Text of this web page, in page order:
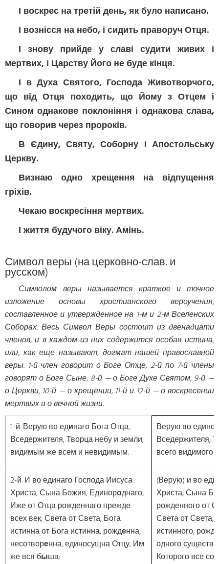
І воскрес на третій день, як було написано.
І вознісся на небо, і сидить праворуч Отця.
І знову прийде у славі судити живих і
мертвих, і Царству Його не буде кінця.
І в Духа Святого, Господа Животворчого,
що від Отця походить, що Йому з Отцем і
Сином однакове поклоніння і однакова слава,
що говорив через пророків.
В Єдину, Святу, Соборну і Апостольську
Церкву.
Визнаю одно хрещення на відпущення
гріхів.
Чекаю воскресіння мертвих.
І життя будучого віку. Амінь.
Символ веры (на церковно-слав. и
русском)
Символом веры называется краткое и точное
изложение основы христианского вероучения,
составленное и утвержденное на 1-м и 2-м Вселенских
Соборах. Весь Символ Веры состоит из двенадцати
членов, и в каждом из них содержится особая истина,
или, как еще называют, догмат нашей православной
веры. 1-й член говорит о Боге Отце, 2-й по 7-й члены
говорят о Боге Сыне, 8-й — о Боге Духе Святом, 9-й —
о Церкви, 10-й — о крещении, 11-й и 12-й — о воскресении
мертвых и о вечной жизни.
1-й. Верую во единаго Бога Отца,
Вседержителя, Творца небу и земли,
видимым же всем и невидимым.
Верую во
Вседержителя,
всего видимого
2-й. И во единаго Господа Иисуса
Христа, Сына Божия, Единороднаго,
Иже от Отца рожденнаго прежде
всех век; Света от Света, Бога
истинна от Бога истинна, рожденна,
несотворенна, единосущна Отцу, Им
же вся быша;
(Верую) и во
Христа, Сына
рожденного от
Света от Света,
истинного,
одного
Которого все